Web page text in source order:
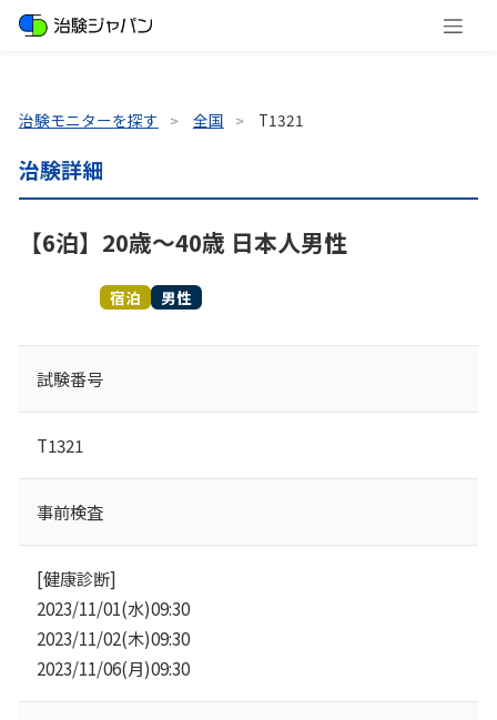
治験モニターを探す 全国 T1321
治験詳細
【6泊】20歳～40歳 日本人男性
宿泊 男性
試験番号
T1321
事前検査
[健康診断]
2023/11/01(水)09:30
2023/11/02(木)09:30
2023/11/06(月)09:30